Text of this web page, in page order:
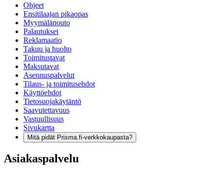
Ohjeet
Ensitilaajan pikaopas
Myymälänouto
Palautukset
Reklamaatio
Takuu ja huolto
Toimitustavat
Maksutavat
Asennuspalvelut
Tilaus- ja toimitusehdot
Käyttöehdot
Tietosuojakäytäntö
Saavutettavuus
Vastuullisuus
Sivukartta
Mitä pidät Prisma.fi-verkkokaupasta?
Asiakaspalvelu